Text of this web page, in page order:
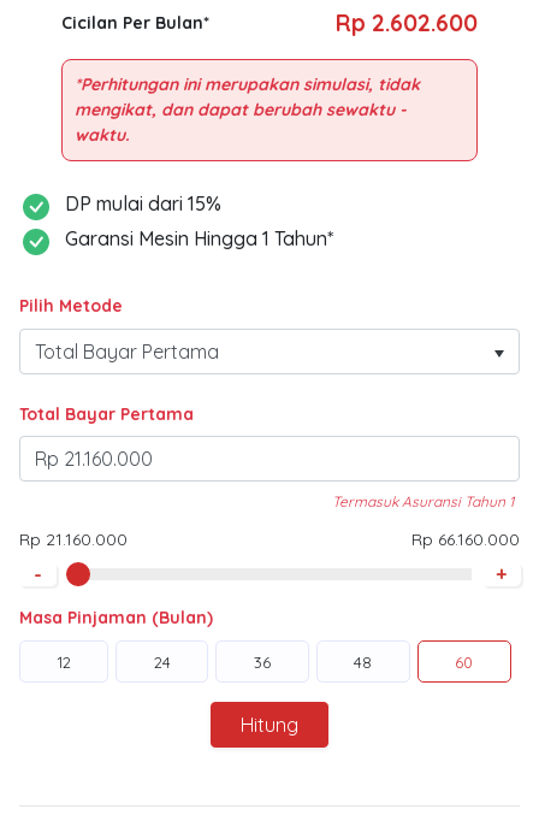
Cicilan Per Bulan* Rp 2.602.600
*Perhitungan ini merupakan simulasi, tidak
mengikat, dan dapat berubah sewaktu -
DP mulai dari 15%
Garansi Mesin Hingga 1 Tahun*
Pilih Metode
Total Bayar Pertama
Termasuk Asuransi Tahun 1
Rp 21.160.000 Rp 66.160.000
- +
Masa Pinjaman (Bulan)
12 24 36 48 60
Hitung